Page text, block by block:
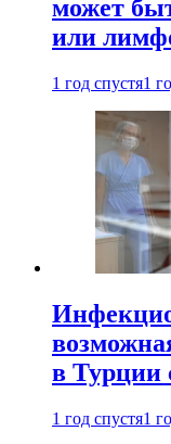
может
или
1 год спустя1
в Турции
1 год спустя1